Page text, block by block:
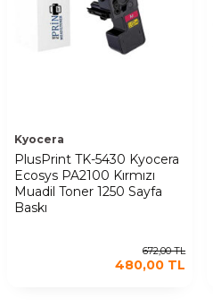
Kyocera
PlusPrint TK-5430 Kyocera
Ecosys PA2100 Kırmızı
Muadil Toner 1250 Sayfa
Baskı
672,00TL
480,00 TL